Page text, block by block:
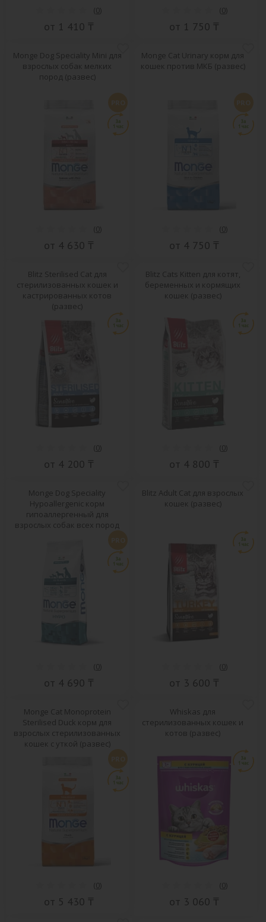
(0)
от 1 410 ₸
(0)
от 1 750 ₸
Monge Dog Speciality Mini для
взрослых собак мелких
пород (развес)
(0)
от 4 630 ₸
Monge Cat Urinary корм для
кошек против МКБ (развес)
(0)
от 4 750 ₸
Blitz Sterilised Cat для
стерилизованных кошек и
кастрированных котов
(развес)
(0)
от 4 200 ₸
Blitz Cats Kitten для котят,
беременных и кормящих
кошек (развес)
(0)
от 4 800 ₸
Monge Dog Speciality
Hypoallergenic корм
гипоаллергенный для
взрослых собак всех пород
(0)
от 4 690 ₸
Blitz Adult Cat для взрослых
кошек (развес)
(0)
от 3 600 ₸
Monge Cat Monoprotein
Sterilised Duck корм для
взрослых стерилизованных
кошек с уткой (развес)
(0)
от 5 430 ₸
Whiskas для
стерилизованных кошек и
котов (развес)
(0)
от 3 060 ₸